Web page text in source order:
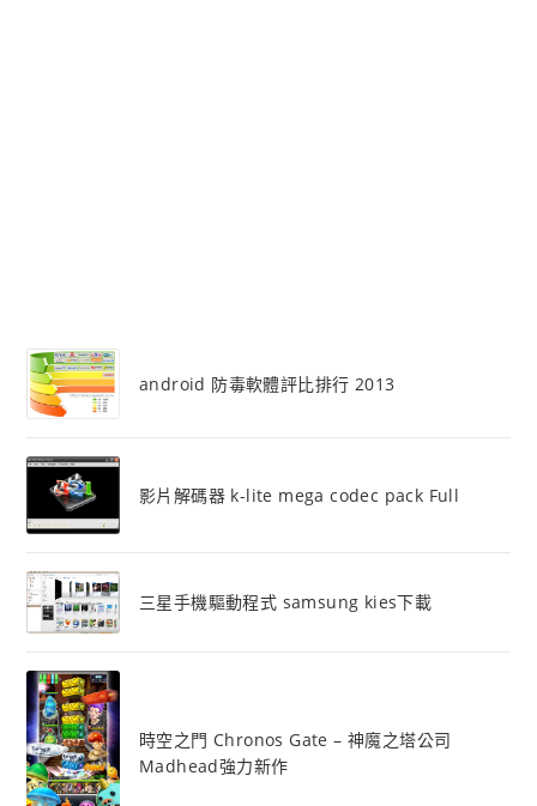
android 防毒軟體評比排行 2013
影片解碼器 k-lite mega codec pack Full
三星手機驅動程式 samsung kies下載
時空之門 Chronos Gate – 神魔之塔公司
Madhead強力新作